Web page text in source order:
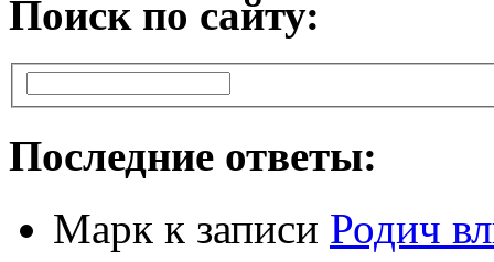
Поиск по сайту:
Последние ответы:
Марк к записи Родич